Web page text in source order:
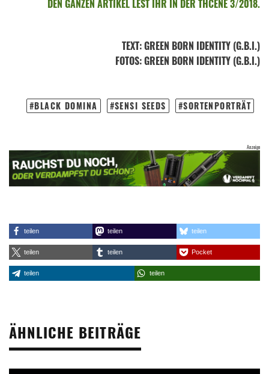
DEN GANZEN ARTIKEL LEST IHR IN DER THCENE 3/2018.
TEXT:GREEN BORN IDENTITY (G.B.I.)
FOTOS: GREEN BORN IDENTITY (G.B.I.)
BLACK DOMINA SENSI SEEDS SORTENPORTRÄT
teilen teilen teilen
teilen teilen Pocket
teilen teilen
ÄHNLICHE BEITRÄGE